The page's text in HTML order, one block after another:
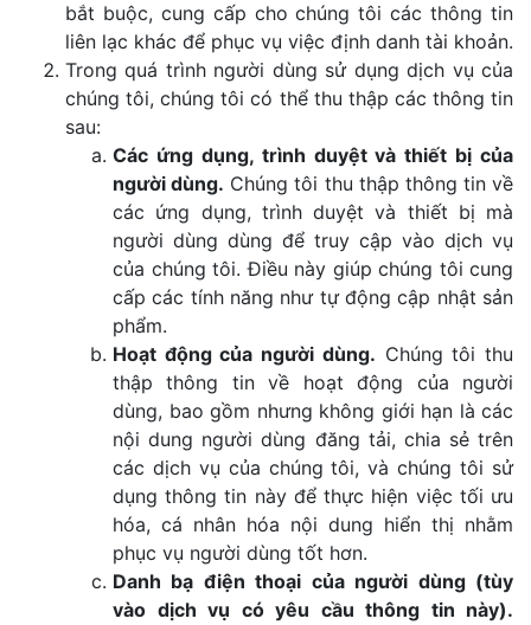
bắt buộc, cung cấp cho chúng tôi các thông tin
liên lạc khác để phục vụ việc định danh tài khoản.
Trong quá trình người dùng sử dụng dịch vụ của
chúng tôi, chúng tôi có thể thu thập các thông tin
sau:
Các ứng dụng, trình duyệt và thiết bị của
người dùng. Chúng tôi thu thập thông tin về
các ứng dụng, trình duyệt và thiết bị mà
người dùng dùng để truy cập vào dịch vụ
của chúng tôi. Điều này giúp chúng tôi cung
cấp các tính năng như tự động cập nhật sản
phẩm.
Hoạt động của người dùng. Chúng tôi thu
thập thông tin về hoạt động của người
dùng, bao gồm nhưng không giới hạn là các
nội dung người dùng đăng tải, chia sẻ trên
các dịch vụ của chúng tôi, và chúng tôi sử
dụng thông tin này để thực hiện việc tối ưu
hóa, cá nhân hóa nội dung hiển thị nhằm
phục vụ người dùng tốt hơn.
Danh bạ điện thoại của người dùng (tùy
vào dịch vụ có yêu cầu thông tin này).